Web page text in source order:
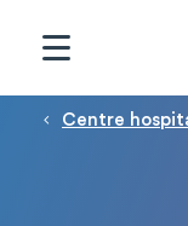
Fil d'Ariane
Centre
Panneau de